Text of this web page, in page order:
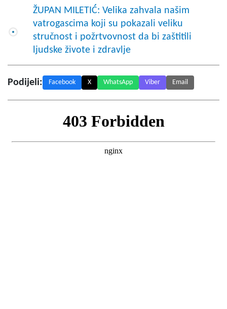
ŽUPAN MILETIĆ: Velika zahvala našim
vatrogascima koji su pokazali veliku
stručnost i požrtvovnost da bi zaštitili
ljudske živote i zdravlje
Podijeli: Facebook X WhatsApp Viber Email